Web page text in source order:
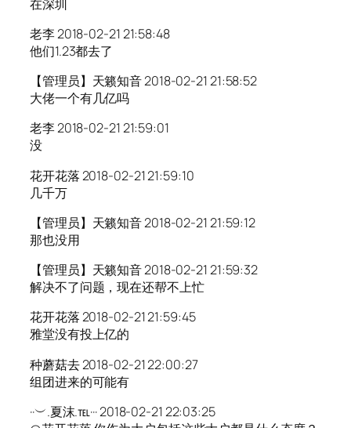
在深圳
老李 2018-02-21 21:58:48
他们1.23都去了
【管理员】天籁知音 2018-02-21 21:58:52
大佬一个有几亿吗
老李 2018-02-21 21:59:01
没
花开花落 2018-02-21 21:59:10
几千万
【管理员】天籁知音 2018-02-21 21:59:12
那也没用
【管理员】天籁知音 2018-02-21 21:59:32
解决不了问题，现在还帮不上忙
花开花落 2018-02-21 21:59:45
雅堂没有投上亿的
种蘑菇去 2018-02-21 22:00:27
组团进来的可能有
··︶.夏沫.℡··· 2018-02-21 22:03:25